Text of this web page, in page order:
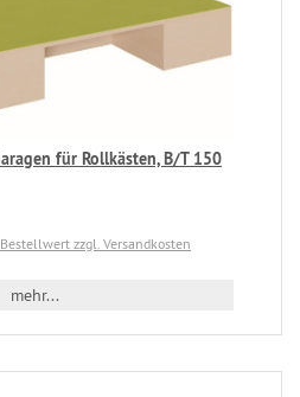
für Rollkästen, B/T 150
zzgl. Versandkosten
mehr...